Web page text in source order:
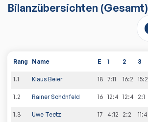
Bilanzübersichten (Gesamt)
Rang Name E 1 2 3
1.1 Klaus Beier 18 7:11 16:2 15:2
1.2 Rainer Schönfeld 16 12:4 12:4 2:1
1.3 Uwe Teetz 17 4:12 2:2 11:4